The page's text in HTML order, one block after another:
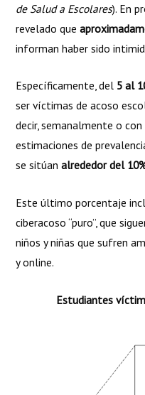
de Salud a Escolares). En
revelado que
informan haber sido
Específicamente, del 5 al
ser víctimas de acoso
decir, semanalmente o
estimaciones de
se sitúanalrededor del
Este último porcentaje
ciberacoso “puro”, que
niños y niñas que sufren
y online.
Estudiantes
the views only of the
information contained